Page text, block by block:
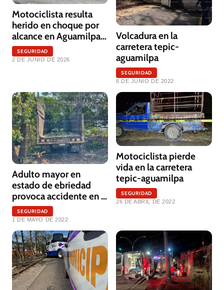
Motociclista resulta
herido en choque por
alcance en Aguamilpa,
Nayarit
SEGURIDAD
2 DE JUNIO DE 2026
Volcadura en la
carretera tepic-
aguamilpa
SEGURIDAD
6 DE JUNIO DE 2022
Adulto mayor en
estado de ebriedad
provoca accidente en la
carretera aguamilpa-
tepic
SEGURIDAD
1 DE MAYO DE 2022
Motociclista pierde
vida en la carretera
tepic-aguamilpa
SEGURIDAD
26 DE ABRIL DE 2022